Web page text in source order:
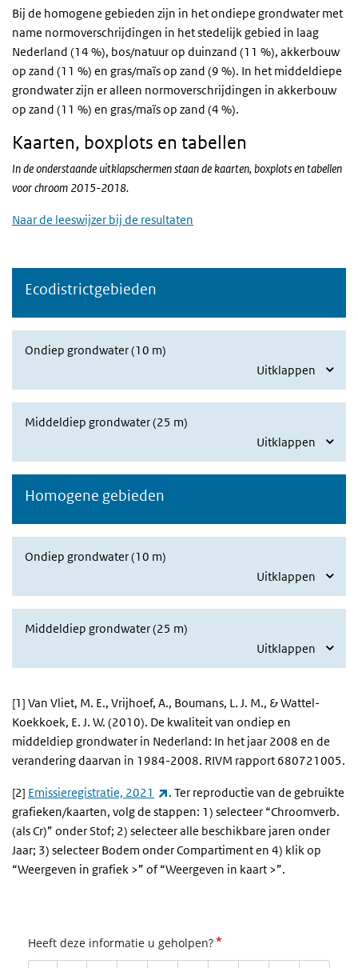
Bij de homogene gebieden zijn in het ondiepe grondwater met
name normoverschrijdingen in het stedelijk gebied in laag
Nederland (14 %), bos/natuur op duinzand (11 %), akkerbouw
op zand (11 %) en gras/maïs op zand (9 %). In het middeldiepe
grondwater zijn er alleen normoverschrijdingen in akkerbouw
op zand (11 %) en gras/maïs op zand (4 %).
Kaarten, boxplots en tabellen
In de onderstaande uitklapschermen staan de kaarten, boxplots en tabellen
voor chroom 2015-2018.
Naar de leeswijzer bij de resultaten
Ecodistrictgebieden
Ondiep grondwater (10 m)
Uitklappen
Middeldiep grondwater (25 m)
Uitklappen
Homogene gebieden
Ondiep grondwater (10 m)
Uitklappen
Middeldiep grondwater (25 m)
Uitklappen
[1] Van Vliet, M. E., Vrijhoef, A., Boumans, L. J. M., & Wattel-
Koekkoek, E. J. W. (2010). De kwaliteit van ondiep en
middeldiep grondwater in Nederland: In het jaar 2008 en de
verandering daarvan in 1984-2008. RIVM rapport 680721005.
[2] Emissieregistratie, 2021 (externe link)
. Ter reproductie van de gebruikte
grafieken/kaarten, volg de stappen: 1) selecteer “Chroomverb.
(als Cr)” onder Stof; 2) selecteer alle beschikbare jaren onder
Jaar; 3) selecteer Bodem onder Compartiment en 4) klik op
“Weergeven in grafiek >” of “Weergeven in kaart >”.
Heeft deze informatie u geholpen?*